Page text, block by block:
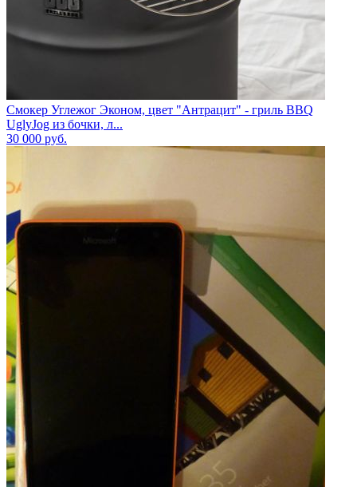
Смокер Углежог Эконом, цвет "Антрацит" - гриль BBQ
UglyJog из бочки, л...
30 000 руб.